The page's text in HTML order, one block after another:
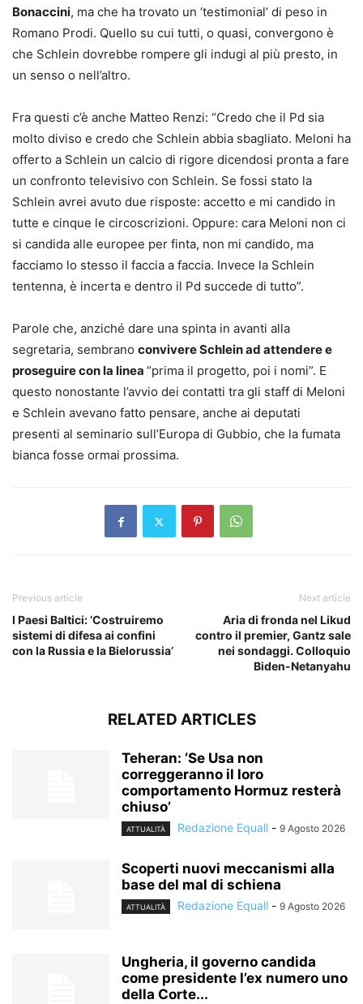
Bonaccini, ma che ha trovato un ‘testimonial’ di peso in
Romano Prodi. Quello su cui tutti, o quasi, convergono è
che Schlein dovrebbe rompere gli indugi al più presto, in
un senso o nell’altro.
Fra questi c’è anche Matteo Renzi: “Credo che il Pd sia
molto diviso e credo che Schlein abbia sbagliato. Meloni ha
offerto a Schlein un calcio di rigore dicendosi pronta a fare
un confronto televisivo con Schlein. Se fossi stato la
Schlein avrei avuto due risposte: accetto e mi candido in
tutte e cinque le circoscrizioni. Oppure: cara Meloni non ci
si candida alle europee per finta, non mi candido, ma
facciamo lo stesso il faccia a faccia. Invece la Schlein
tentenna, è incerta e dentro il Pd succede di tutto”.
Parole che, anziché dare una spinta in avanti alla
segretaria, sembrano convivere Schlein ad attendere e
proseguire con la linea “prima il progetto, poi i nomi”. E
questo nonostante l’avvio dei contatti tra gli staff di Meloni
e Schlein avevano fatto pensare, anche ai deputati
presenti al seminario sull’Europa di Gubbio, che la fumata
bianca fosse ormai prossima.
Previous article
I Paesi Baltici: ‘Costruiremo
sistemi di difesa ai confini
con la Russia e la Bielorussia’
Next article
Aria di fronda nel Likud
contro il premier, Gantz sale
nei sondaggi. Colloquio
Biden-Netanyahu
RELATED ARTICLES
Teheran: ‘Se Usa non
correggeranno il loro
comportamento Hormuz resterà
chiuso’
ATTUALITÀ Redazione Equall - 9 Agosto 2026
Scoperti nuovi meccanismi alla
base del mal di schiena
ATTUALITÀ Redazione Equall - 9 Agosto 2026
Ungheria, il governo candida
come presidente l’ex numero uno
della Corte...